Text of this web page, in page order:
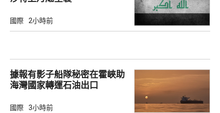
國際 2小時前
據報有影子船隊秘密在霍峽助
海灣國家轉運石油出口
國際 3小時前